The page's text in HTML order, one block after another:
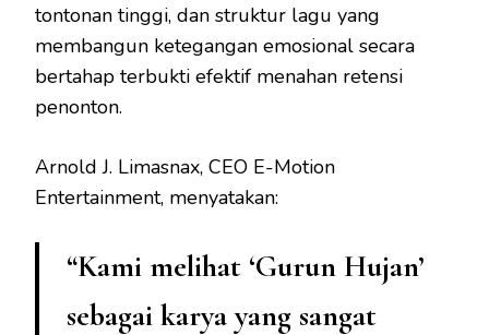
tontonan tinggi, dan struktur lagu yang
membangun ketegangan emosional secara
bertahap terbukti efektif menahan retensi
penonton.
Arnold J. Limasnax, CEO E-Motion
Entertainment, menyatakan:
“Kami melihat ‘Gurun Hujan’
sebagai karya yang sangat